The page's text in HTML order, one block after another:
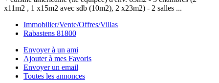
x11m2 , 1 x15m2 avec sdb (10m2), 2 x23m2) - 2 salles ...
Immobilier/Vente/Offres/Villas
Rabastens 81800
Envoyer à un ami
Ajouter à mes Favoris
Envoyer un email
Toutes les annonces